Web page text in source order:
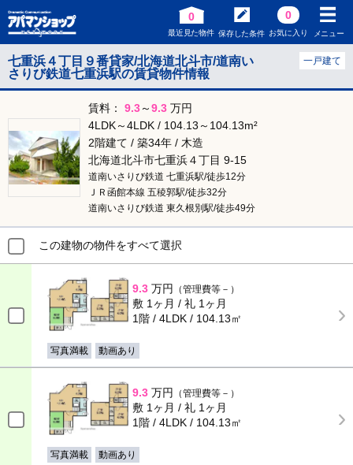
0
最近見た物件 保存した条件
0
お気に入り メニュー
七重浜４丁目９番貸家/北海道北斗市/道南い
さりび鉄道七重浜駅の賃貸物件情報
一戸建て
賃料： 9.3～9.3 万円
4LDK～4LDK / 104.13～104.13m²
2階建て / 築34年 / 木造
北海道北斗市七重浜４丁目 9-15
道南いさりび鉄道 七重浜駅/徒歩12分
ＪＲ函館本線 五稜郭駅/徒歩32分
道南いさりび鉄道 東久根別駅/徒歩49分
この建物の物件をすべて選択
9.3 万円 （管理費等－）
敷 1ヶ月 / 礼 1ヶ月
1階 / 4LDK / 104.13㎡
写真満載 動画あり
9.3 万円 （管理費等－）
敷 1ヶ月 / 礼 1ヶ月
1階 / 4LDK / 104.13㎡
写真満載 動画あり